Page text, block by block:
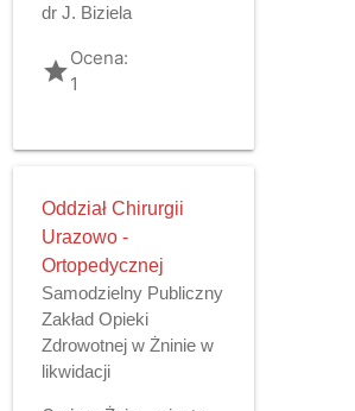
dr J. Biziela
gradeOcena:
1
Oddział Chirurgii
Urazowo -
Ortopedycznej
Samodzielny Publiczny
Zakład Opieki
Zdrowotnej w Żninie w
likwidacji